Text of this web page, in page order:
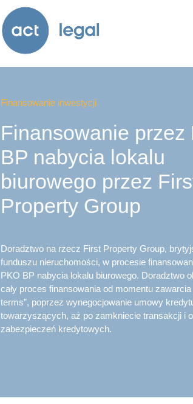
Finansowanie inwestycji
Finansowanie przez
BP nabycia lokalu
biurowego przez
Property Group
Doradztwo na rzecz First Property Group,
funduszu nieruchomości, w procesie
PKO BP nabycia lokalu biurowego. Doradztwo
cały proces finansowania od momentu zawarcia
terms”, poprzez wynegocjowanie umowy
towarzyszących, aż po zamkniecie transakcji i
zabezpieczeń kredytowych.